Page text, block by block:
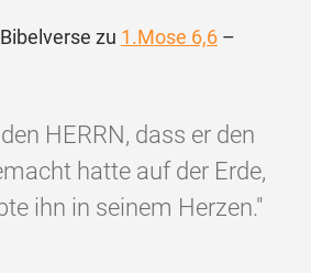
zu 1.Mose 6,6 –
HERRN, dass er den
hatte auf der Erde,
ihn in seinem Herzen."